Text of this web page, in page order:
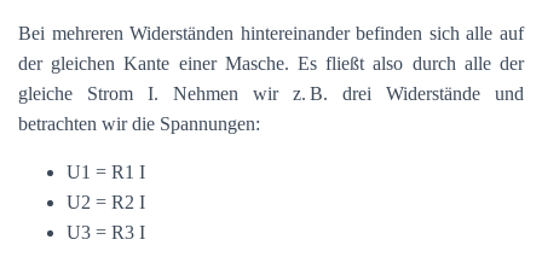
Bei mehreren Widerständen hintereinander befinden sich alle auf
der gleichen Kante einer Masche. Es fließt also durch alle der
gleiche Strom I. Nehmen wir z. B. drei Widerstände und
betrachten wir die Spannungen:
U1 = R1 I
U2 = R2 I
U3 = R3 I